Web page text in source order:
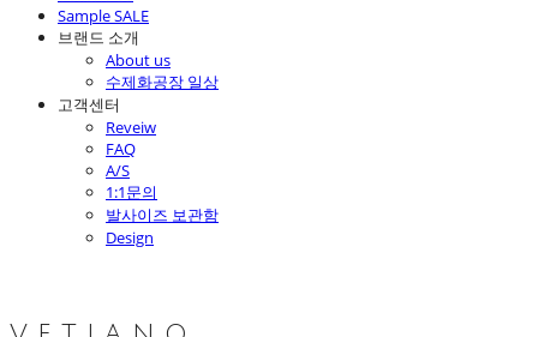
Sample SALE
브랜드 소개
About us
수제화공장 일상
고객센터
Reveiw
FAQ
A/S
1:1문의
발사이즈 보관함
Design